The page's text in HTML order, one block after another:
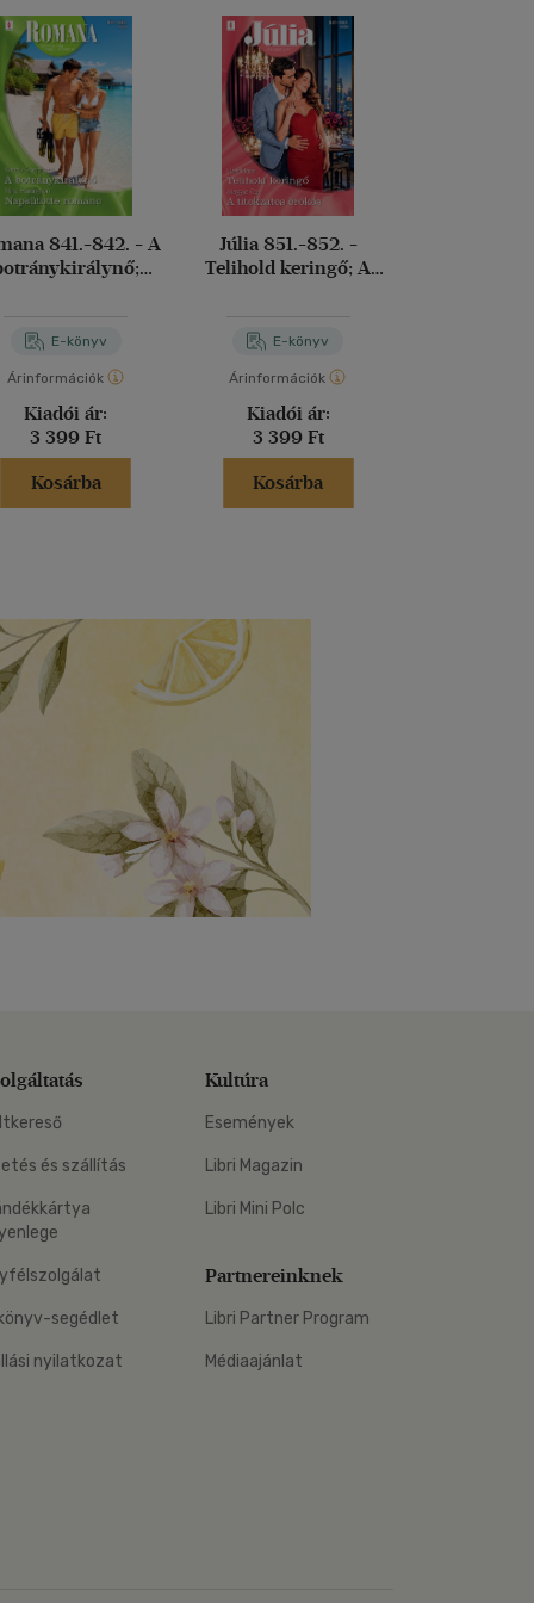
841.-842. - A
E-könyv
Árinformációk
Kiadói ár:
3 399 Ft
Kosárba
Júlia 851.-852. -
Telihold keringő; A
E-könyv
Árinformációk
Kiadói ár:
3 399 Ft
Kosárba
és szállítás
segédlet
nyilatkozat
Kultúra
Események
Libri Magazin
Libri Mini Polc
Partnereinknek
Libri Partner Program
Médiaajánlat